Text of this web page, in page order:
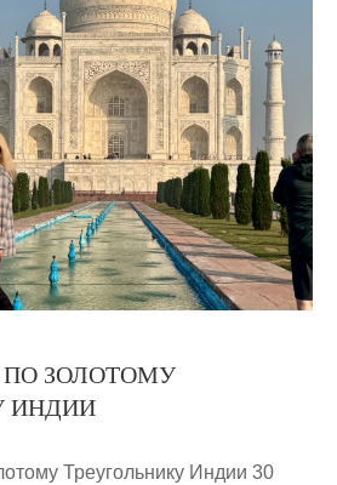
ЗОЛОТОМУ
ИНДИИ
Треугольнику Индии 30